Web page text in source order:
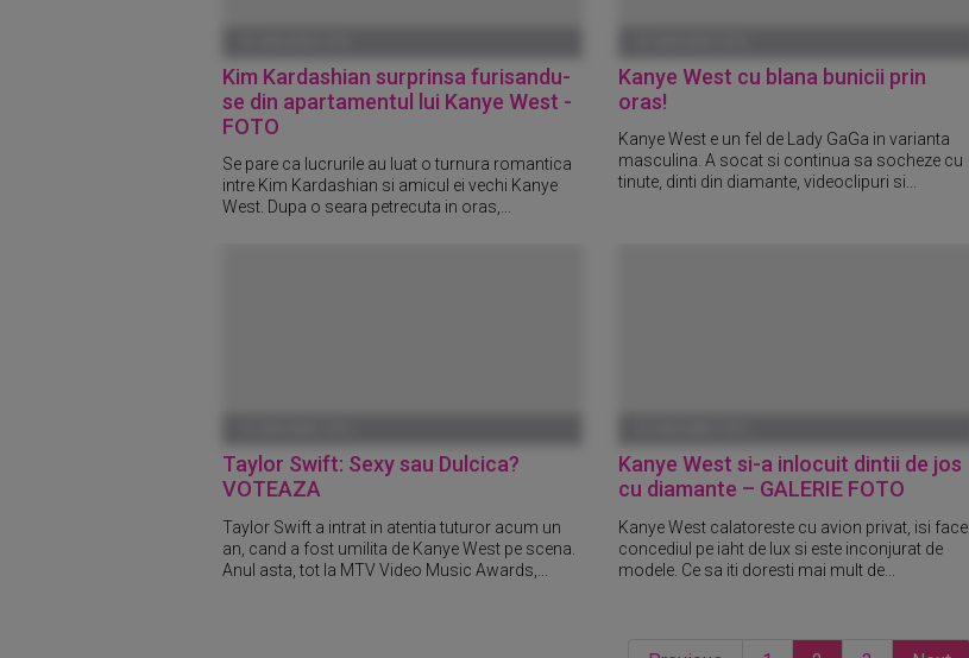
Kim Kardashian surprinsa furisandu-
se din apartamentul lui Kanye West -
FOTO
Se pare ca lucrurile au luat o turnura romantica
intre Kim Kardashian si amicul ei vechi Kanye
West. Dupa o seara petrecuta in oras,...
Kanye West cu blana bunicii prin
oras!
Kanye West e un fel de Lady GaGa in varianta
masculina. A socat si continua sa socheze cu
tinute, dinti din diamante, videoclipuri si...
Taylor Swift: Sexy sau Dulcica?
VOTEAZA
Taylor Swift a intrat in atentia tuturor acum un
an, cand a fost umilita de Kanye West pe scena.
Anul asta, tot la MTV Video Music Awards,...
Kanye West si-a inlocuit dintii de jos
cu diamante – GALERIE FOTO
Kanye West calatoreste cu avion privat, isi face
concediul pe iaht de lux si este inconjurat de
modele. Ce sa iti doresti mai mult de...